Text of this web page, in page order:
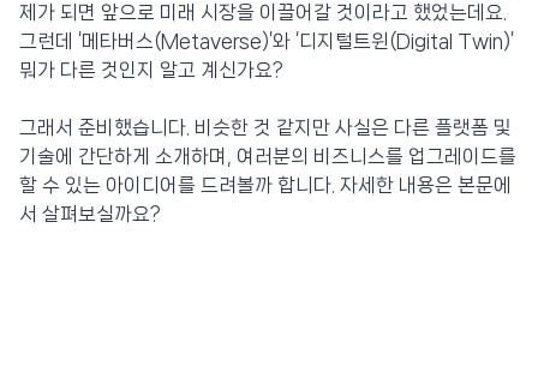
제가 되면 앞으로 미래 시장을 이끌어갈 것이라고 했었는데요.
그런데 ‘메타버스(Metaverse)’와 ‘디지털트윈(Digital Twin)’
뭐가 다른 것인지 알고 계신가요?
그래서 준비했습니다. 비슷한 것 같지만 사실은 다른 플랫폼 및
기술에 간단하게 소개하며, 여러분의 비즈니스를 업그레이드를
할 수 있는 아이디어를 드려볼까 합니다. 자세한 내용은 본문에
서 살펴보실까요?